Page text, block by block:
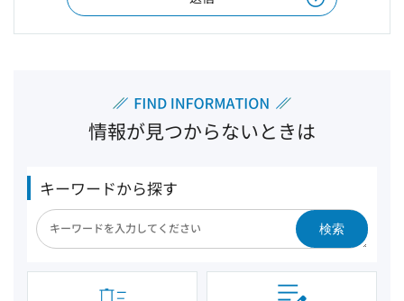
情報が見つからないときは
キーワードから探す
検索